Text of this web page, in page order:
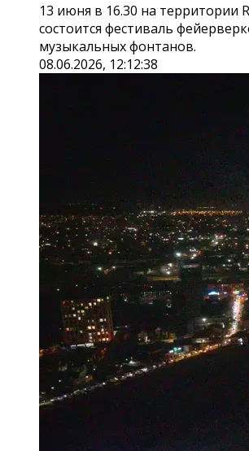
13 июня в 16.30 на территории
состоится фестиваль
музыкальных фонтанов.
08.06.2026, 12:12:38